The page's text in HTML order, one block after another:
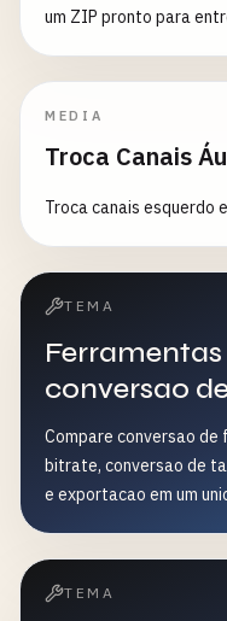
um ZIP pronto para
MEDIA
Troca Canais
Troca canais esquerdo
TEMA
conversao
Compare conversao
bitrate, conversao de
e exportacao em um
TEMA